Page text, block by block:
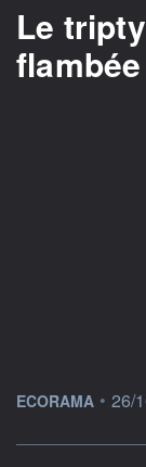
Le
information
ECORAMA • 26/